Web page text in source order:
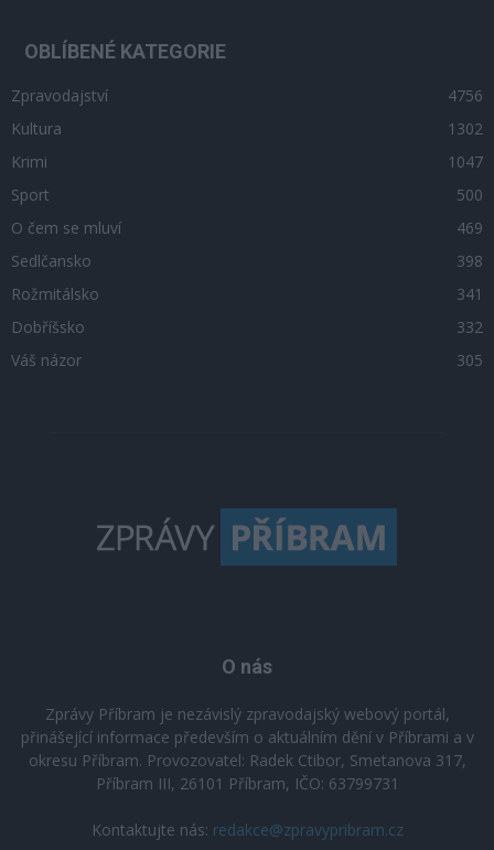
OBLÍBENÉ KATEGORIE
Zpravodajství
4756
Kultura
1302
Krimi
1047
Sport
500
O čem se mluví
469
Sedlčansko
398
Rožmitálsko
341
Dobříšsko
332
Váš názor
305
O nás
Zprávy Příbram je nezávislý zpravodajský webový portál,
přinášející informace především o aktuálním dění v Příbrami a v
okresu Příbram. Provozovatel: Radek Ctibor, Smetanova 317,
Příbram III, 26101 Příbram, IČO: 63799731
Kontaktujte nás: redakce@zpravypribram.cz